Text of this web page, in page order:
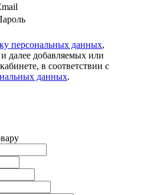
персональных данных,
далее добавляемых или
в соответствии с
данных.